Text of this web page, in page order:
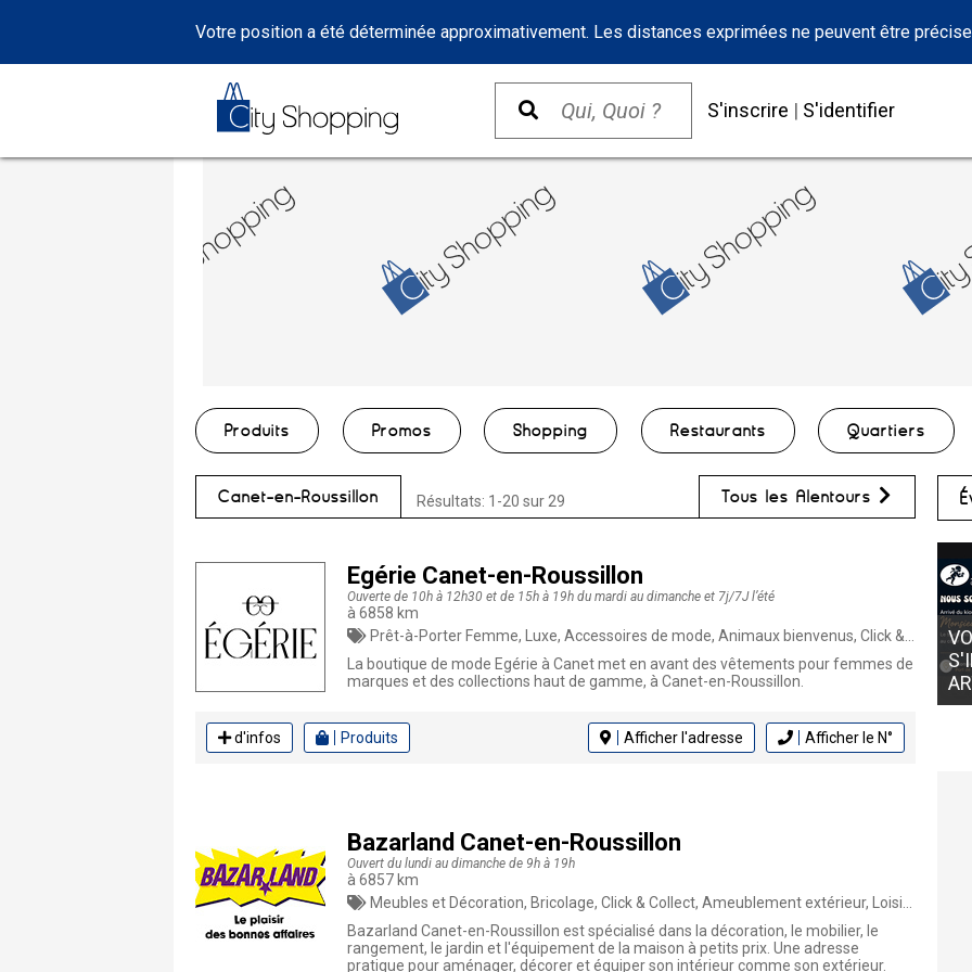
Votre position a été déterminée approximativement. Les distances exprimées ne peuvent être
S'inscrire | S'identifier
Produits Promos Shopping Restaurants Quartiers
Canet-en-Roussillon Résultats: 1-20 sur 29 Tous les Alentours
Egérie Canet-en-Roussillon
Ouverte de 10h à 12h30 et de 15h à 19h du mardi au dimanche et 7j/7J l’été
à 6858 km
Prêt-à-Porter Femme, Luxe, Accessoires de mode, Animaux bienvenus, Click & Collect, Mode, Bijoux
La boutique de mode Egérie à Canet met en avant des vêtements pour femmes de
marques et des collections haut de gamme, à Canet-en-Roussillon.
d'infos Produits Afficher l'adresse Afficher le N°
Bazarland Canet-en-Roussillon
Ouvert du lundi au dimanche de 9h à 19h
à 6857 km
Meubles et Décoration, Bricolage, Click & Collect, Ameublement extérieur, Loisirs créatifs, Jardin, Maison & Déco
Bazarland Canet-en-Roussillon est spécialisé dans la décoration, le mobilier, le
rangement, le jardin et l'équipement de la maison à petits prix. Une adresse
pratique pour aménager, décorer et équiper son intérieur comme son extérieur.
VOTRE GLACIER AMORINO
S'INSTALLE CHEZ MONSIEUR
ARTHUR À ST CYPRIEN AU PORT